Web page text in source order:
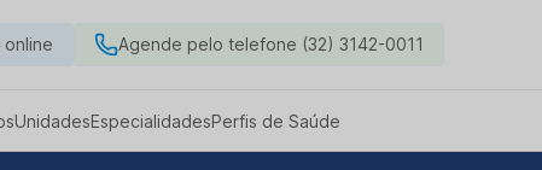
Agende pelo telefone (32) 3142-0011
UnidadesEspecialidadesPerfis de Saúde